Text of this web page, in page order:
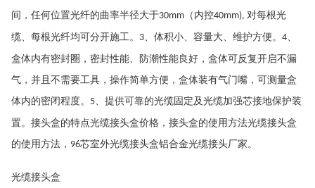
间，任何位置光纤的曲率半径大于30mm （内控40mm), 对每根光
缆、每根光纤均可分开施工。 3、体积小、容量大、维护方便。 4、
盒体内有密封圈，密封性能、防潮性能良好，盒体可反复开启不漏
气，并且不需要工具，操作简单方便，盒体装有气门嘴，可测量盒
体内的密闭程度。 5、提供可靠的光缆固定及光缆加强芯接地保护装
置。接头盒的特点光缆接头盒价格，接头盒的使用方法光缆接头盒
的使用方法， 96芯室外光缆接头盒铝合金光缆接头厂家。
光缆接头盒